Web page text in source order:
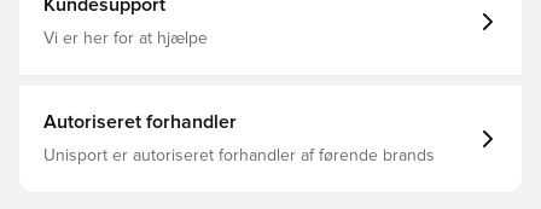
marking" ydersål, der gør den velegnet til brug på jævne,
flade indendørsbaner lavet af træ eller syntetisk
Kundesupport
Vi er her for at hjælpe
Autoriseret forhandler
Unisport er autoriseret forhandler af førende brands